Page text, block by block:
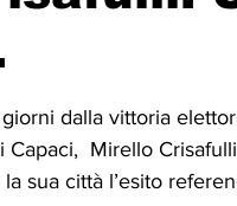
ro MUSICA
dalla vittoria
Capaci,  Mirello
sua città l’esito